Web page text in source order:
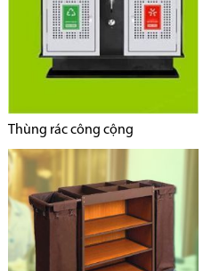
Thùng rác công cộng